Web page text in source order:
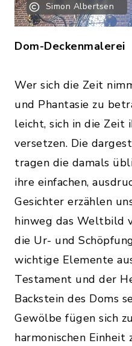
Simon Albertsen
Dom-Deckenmalerei
Wer sich die Zeit
und Phantasie zu
leicht, sich in die Zeit
versetzen. Die
tragen die damals
ihre einfachen,
Gesichter erzählen
hinweg das Weltbild
die Ur- und
wichtige Elemente
Testament und der
Backstein des Doms
Gewölbe fügen sich
harmonischen Einheit